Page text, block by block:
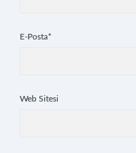
E-Posta*
Web Sitesi